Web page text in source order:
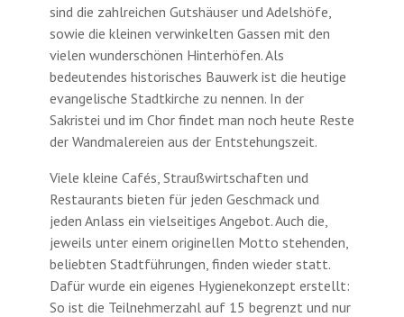
sind die zahlreichen Gutshäuser und Adelshöfe,
sowie die kleinen verwinkelten Gassen mit den
vielen wunderschönen Hinterhöfen. Als
bedeutendes historisches Bauwerk ist die heutige
evangelische Stadtkirche zu nennen. In der
Sakristei und im Chor findet man noch heute Reste
der Wandmalereien aus der Entstehungszeit.
Viele kleine Cafés, Straußwirtschaften und
Restaurants bieten für jeden Geschmack und
jeden Anlass ein vielseitiges Angebot. Auch die,
jeweils unter einem originellen Motto stehenden,
beliebten Stadtführungen, finden wieder statt.
Dafür wurde ein eigenes Hygienekonzept erstellt:
So ist die Teilnehmerzahl auf 15 begrenzt und nur